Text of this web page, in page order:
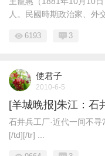
人。民國時期政治家、外
6193 3
使君子
2010-6-5
[羊城晚报]朱江：石
石井兵工厂·近代一间不
[/td][/tr] ...